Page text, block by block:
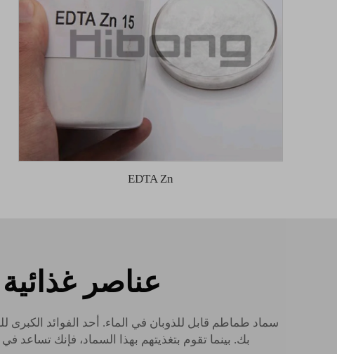
EDTA Zn
عناصر
سماد طماطم قابل للذوبان في الماء. أحد الفوائد
بك. بينما تقوم بتغذيتهم بهذا السماد، فإنك تساعد